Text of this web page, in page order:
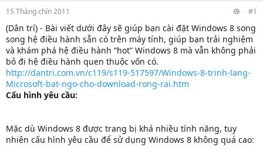
15 Tháng chín 2011 #1
(Dân trí) - Bài viết dưới đây sẽ giúp bạn cài đặt Windows 8 song
song hệ điều hành sẵn có trên máy tính, giúp bạn trải nghiệm
và khám phá hệ điều hành “hot” Windows 8 mà vẫn không phải
bỏ đi hệ điều hành quen thuộc vốn có.
http://dantri.com.vn/c119/s119-517597/Windows-8-trinh-lang-
Microsoft-bat-ngo-cho-download-rong-rai.htm
Cấu hình yêu cầu:
Mặc dù Windows 8 được trang bị khá nhiều tính năng, tuy
nhiên cấu hình yêu cầu để sử dụng Windows 8 không quá cao: